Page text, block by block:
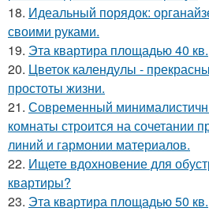
18. Идеальный порядок:
своими руками.
19. Эта квартира площадью 40 кв.
20. Цветок календулы -
простоты жизни.
21. Современный
комнаты строится на сочетании
линий и гармонии материалов.
22. Ищете вдохновение для
квартиры?
23. Эта квартира площадью 50 кв.